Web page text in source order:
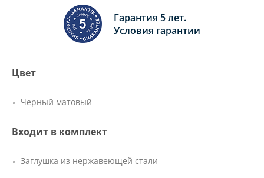
Гарантия 5 лет.
Условия гарантии
Цвет
Черный матовый
Входит в комплект
Заглушка из нержавеющей стали